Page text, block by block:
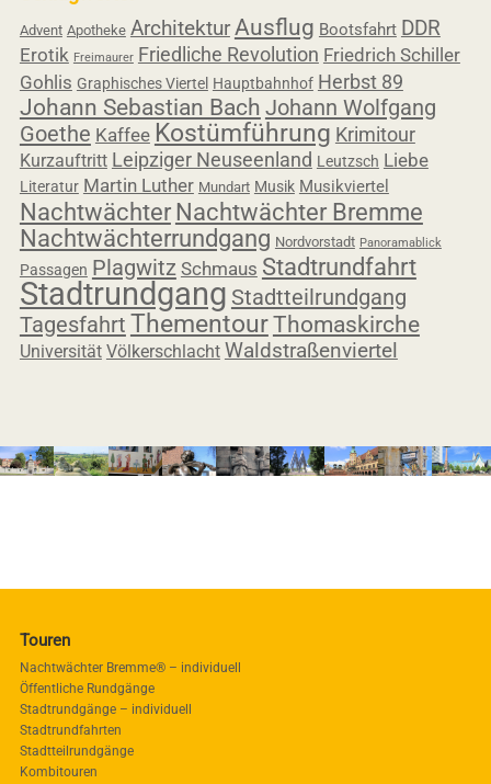
Advent Apotheke ArchitekturAusflug Bootsfahrt DDR
Erotik Freimaurer Friedliche Revolution Friedrich Schiller
Gohlis Graphisches Viertel Hauptbahnhof Herbst 89
Johann Sebastian Bach Johann Wolfgang
Goethe Kaffee Kostümführung Krimitour
Kurzauftritt Leipziger Neuseenland Leutzsch Liebe
Literatur Martin Luther Mundart Musik Musikviertel
NachtwächterNachtwächter Bremme
Nachtwächterrundgang Nordvorstadt Panoramablick
Passagen Plagwitz Schmaus Stadtrundfahrt
Stadtrundgang Stadtteilrundgang
Tagesfahrt ThementourThomaskirche
Universität Völkerschlacht Waldstraßenviertel
Touren
Nachtwächter Bremme® – individuell
Öffentliche Rundgänge
Stadtrundgänge – individuell
Stadtrundfahrten
Stadtteilrundgänge
Kombitouren